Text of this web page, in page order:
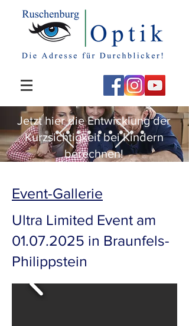
Jetzt hier die Entwicklung der
Kurzsichtigkeit bei Kindern
berechnen!
Event-Gallerie
Ultra Limited Event am
01.07.2025 in Braunfels-
Philippstein